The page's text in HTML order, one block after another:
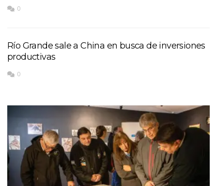
0
Río Grande sale a China en busca de inversiones
productivas
0